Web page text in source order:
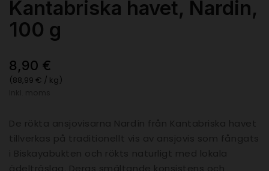
Kantabriska havet, Nardin,
100 g
8,90 €
(88,99 € / kg)